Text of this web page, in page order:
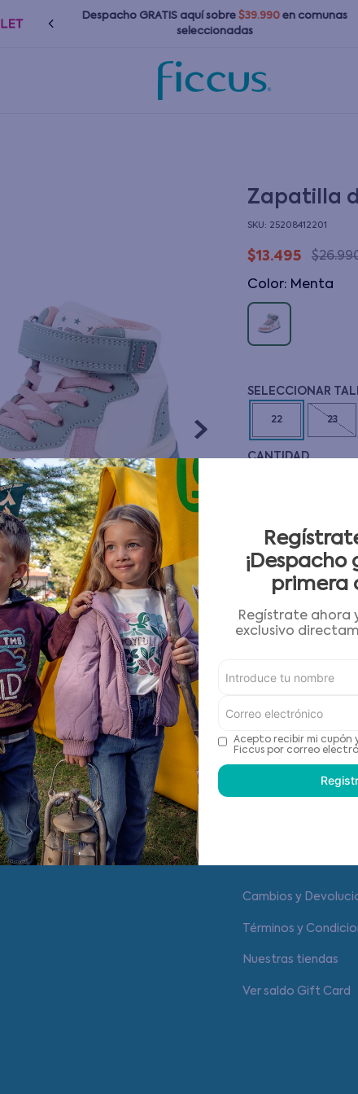
Despacho GRATIS aquísobre $39.990en comunas
seleccionadas
Zapatilla
: 25208412201
$13.495 $26.
Color: menta
22 23
CANTIDAD
AGREGAR AL
Condiciones para
Cambios y
Términos y
Nuestras tiendas
Ver saldo Gift Card
8. chaquetas
9. botas agua
10 . pijama
¡Despacho
primera
Regístrate ahora
exclusivo
Acepto recibir mi cupón
Ficcus por correo